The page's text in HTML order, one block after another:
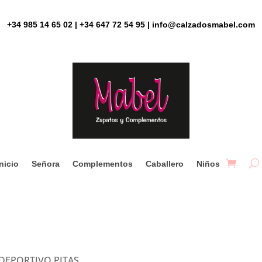
+34 985 14 65 02 | +34 647 72 54 95 | info@calzadosmabel.com
Señora Complementos Caballero Niños